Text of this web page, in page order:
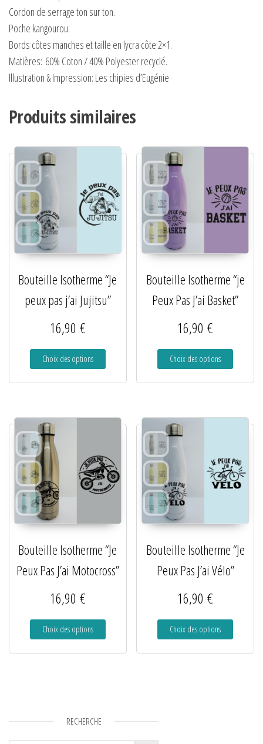
Cordon de serrage ton sur ton.
Poche kangourou.
Bords côtes manches et taille en lycra côte 2×1.
Matières: 60% Coton / 40% Polyester recyclé.
Illustration & Impression: Les chipies d’Eugénie
Produits similaires
Bouteille Isotherme “Je
peux pas j’ai Jujitsu”
16,90 €
Choix des options
Bouteille Isotherme “je
Peux Pas J’ai Basket”
16,90€
Choix des options
Bouteille Isotherme “Je
Peux Pas J’ai Motocross”
16,90 €
Choix des options
Bouteille Isotherme “Je
Peux Pas J’ai Vélo”
16,90€
Choix des options
RECHERCHE